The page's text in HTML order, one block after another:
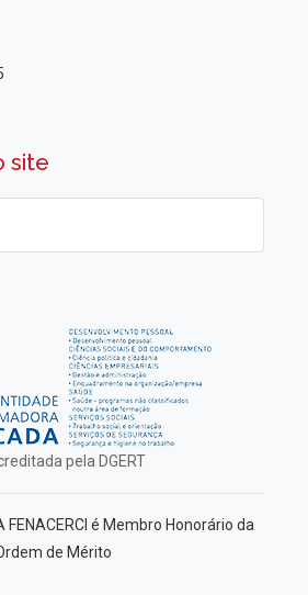
site
pela DGERT
FENACERCI é Membro Honorário da
de Mérito